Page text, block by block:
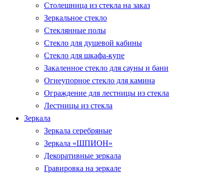
Столешница из стекла на заказ
Зеркальное стекло
Стеклянные полы
Стекло для душевой кабины
Стекло для шкафа-купе
Закаленное стекло для сауны и бани
Огнеупорное стекло для камина
Ограждение для лестницы из стекла
Лестницы из стекла
Зеркала
Зеркала серебряные
Зеркала «ШПИОН»
Декоративные зеркала
Гравировка на зеркале